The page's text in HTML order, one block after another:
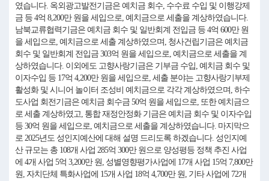
였습니다. 옥외광고발전기금은 예치금 회수, 수수료 수입 및 이행강제
금 등 4억 8,200만 원을 세입으로, 예치금으로 세출을 계상하였습니다.
남북교류협력기금은 예치금 회수 및 일반회계 전입금 등 4억 600만 원
을 세입으로, 예치금으로 세출 계상하였으며, 청사건립기금은 예치금
회수 및 일반회계 전입금 303억 원을 세입으로, 예치금으로 세출을 계
상하였습니다. 이외에도 고향사랑기금은 기부금 수입, 예치금 회수 및
이자수입 등 17억 4,200만 원을 세입으로, 세출 분야는 고향사랑기부제
활성화 및 시니어 놀이터 조성비 예치금으로 각각 계상하였으며, 하수
도사업 회전기금은 예치금 회수금 50억 원을 세입으로, 또한 예치금으
로 세출 계상하였고, 통합 재정안정화 기금은 예치금 회수 및 이자수입
등 30억 원을 세입으로, 예치금으로 세출을 계상하였습니다. 마지막으
로 2025년도 성인지예산에 대해 설명 드리도록 하겠습니다. 성인지예
산 규모는 총 108개 사업 285억 300만 원으로 양성평등 정책 추진 사업
에 4개 사업 5억 3,200만 원, 성별영향평가사업에 17개 사업 15억 7,800만
원, 자치단체 특화사업에 15개 사업 18억 4,700만 원, 기타 사업에 72개